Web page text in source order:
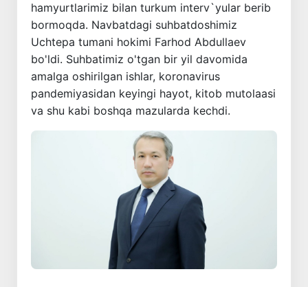
hamyurtlarimiz bilan turkum interv`yular berib
bormoqda. Navbatdagi suhbatdoshimiz
Uchtepa tumani hokimi Farhod Abdullaev
bo'ldi. Suhbatimiz o'tgan bir yil davomida
amalga oshirilgan ishlar, koronavirus
pandemiyasidan keyingi hayot, kitob mutolaasi
va shu kabi boshqa mazularda kechdi.